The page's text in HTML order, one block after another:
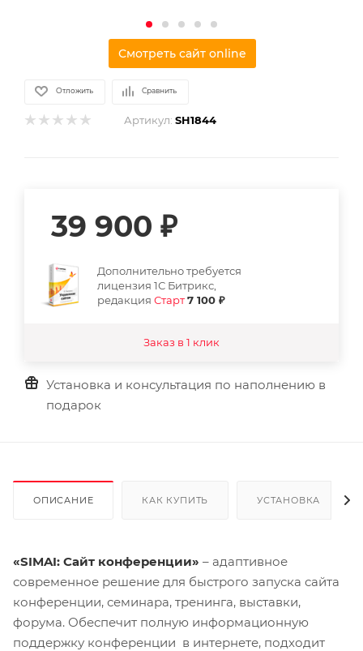
Смотреть сайт online
Отложить Сравнить
Артикул: SH1844
39 900 ₽
Дополнительно требуется
лицензия 1С Битрикс,
редакция Старт7 100 ₽
Заказ в 1 клик
Установка и консультация по наполнению в
подарок
ОПИСАНИЕ КАК КУПИТЬ УСТАНОВКА
«SIMAI: Сайт конференции» – адаптивное
современное решение для быстрого запуска сайта
конференции, семинара, тренинга, выставки,
форума. Обеспечит полную информационную
поддержку конференции в интернете, подходит